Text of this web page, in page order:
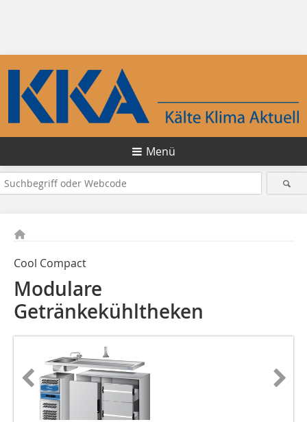
Menü
Cool Compact
Modulare
Getränkekühltheken